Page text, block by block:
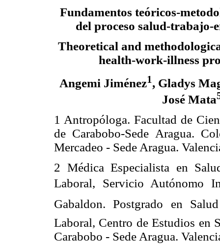
Fundamentos teóricos-
del proceso salud-trabajo-
Theoretical and
health-work-illness
Angemi Jiménez1, Gladys
José Mata
1 Antropóloga. Facultad de
de Carabobo-Sede Aragua.
Mercadeo - Sede Aragua.
2 Médica Especialista en
Laboral, Servicio Autónomo
Gabaldon. Postgrado en
Laboral, Centro de Estudios en
Carabobo - Sede Aragua.